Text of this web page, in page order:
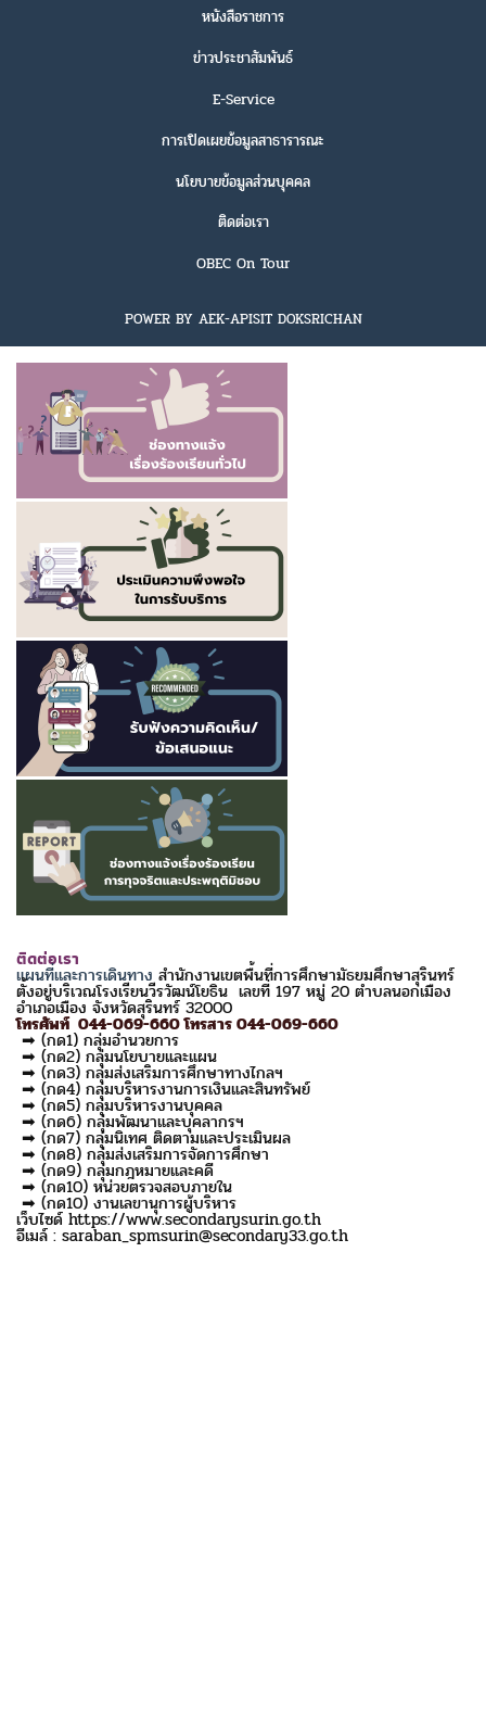
หนังสือราชการ
ข่าวประชาสัมพันธ์
E-Service
การเปิดเผยข้อมูลสาธารารณะ
นโยบายข้อมูลส่วนบุคคล
ติดต่อเรา
OBEC On Tour
POWER BY AEK-APISIT DOKSRICHAN
ติดต่อเรา
แผนที่และการเดินทางสำนักงานเขตพื้นที่การศึกษามัธยมศึกษาสุรินทร์
ตั้งอยู่บริเวณโรงเรียนวีรวัฒน์โยธิน เลขที่ 197 หมู่ 20 ตำบลนอกเมือง
อำเภอเมือง จังหวัดสุรินทร์ 32000
โทรศัพท์ 044-069-660 โทรสาร 044-069-660
➡ (กด1) กลุ่มอำนวยการ
➡ (กด2) กลุ่มนโยบายและแผน
➡ (กด3) กลุ่มส่งเสริมการศึกษาทางไกลฯ
➡ (กด4) กลุ่มบริหารงานการเงินและสินทรัพย์
➡ (กด5) กลุ่มบริหารงานบุคคล
➡ (กด6) กลุ่มพัฒนาและบุคลากรฯ
➡ (กด7) กลุ่มนิเทศ ติดตามและประเมินผล
➡ (กด8) กลุ่มส่งเสริมการจัดการศึกษา
➡ (กด9) กลุ่มกฎหมายและคดี
➡ (กด10) หน่วยตรวจสอบภายใน
➡ (กด10) งานเลขานุการผู้บริหาร
เว็บไซด์ https://www.secondarysurin.go.th
อีเมล์ : saraban_spmsurin@secondary33.go.th